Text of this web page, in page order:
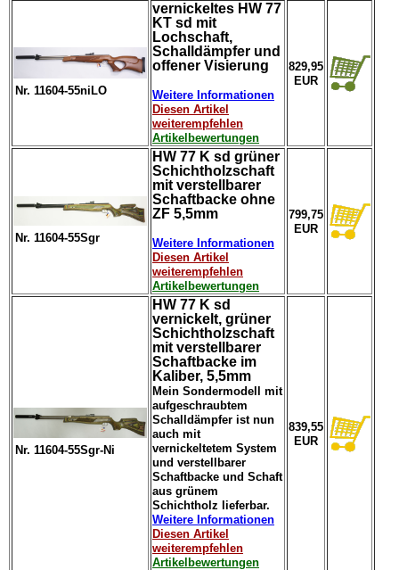
Nr. 11604-55niLO
vernickeltes HW 77
KT sd mit
Lochschaft,
Schalldämpfer und
offener Visierung
Weitere Informationen
Diesen Artikel
weiterempfehlen
Artikelbewertungen
829,95
EUR
Nr. 11604-55Sgr
HW 77 K sd grüner
Schichtholzschaft
mit verstellbarer
Schaftbacke ohne
ZF 5,5mm
Weitere Informationen
Diesen Artikel
weiterempfehlen
Artikelbewertungen
799,75
EUR
Nr. 11604-55Sgr-Ni
HW 77 K sd
vernickelt, grüner
Schichtholzschaft
mit verstellbarer
Schaftbacke im
Kaliber, 5,5mm
Mein Sondermodell mit
aufgeschraubtem
Schalldämpfer ist nun
auch mit
vernickeltetem System
und verstellbarer
Schaftbacke und Schaft
aus grünem
Schichtholz lieferbar.
Weitere Informationen
Diesen Artikel
weiterempfehlen
Artikelbewertungen
839,55
EUR